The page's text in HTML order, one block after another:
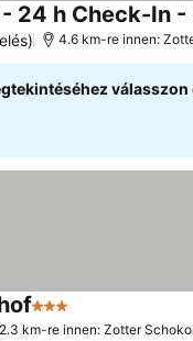
24 h Check-In
4.6 km-re innen:
3 Kategória
2.3 km-re innen: Zotter